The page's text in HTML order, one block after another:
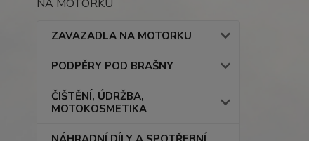
NA MOTORKU
ZAVAZADLA NA MOTORKU
PODPĚRY POD BRAŠNY
ČIŠTĚNÍ, ÚDRŽBA,
MOTOKOSMETIKA